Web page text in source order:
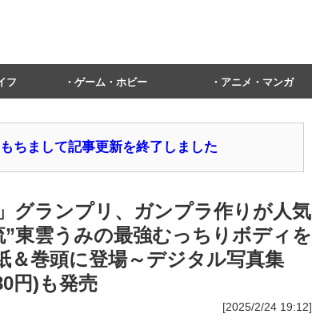
フ ゲーム・ホビー アニメ・マンガ
ちまして記事更新を終了しました
グランプリ、ガンプラ作りが人気
東雲うみの最強むっちりボディを
＆巻頭に登場～デジタル写真集
円)も発売
[2025/2/24 19:12]